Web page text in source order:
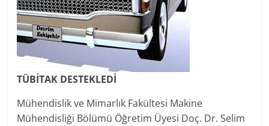
TÜBİTAK DESTEKLEDİ
Mühendislik ve Mimarlık Fakültesi Makine
Mühendisliği Bölümü Öğretim Üyesi Doç. Dr. Selim